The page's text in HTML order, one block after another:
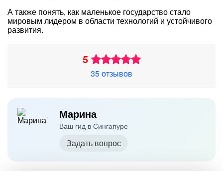
А также понять, как маленькое государство стало
мировым лидером в области технологий и устойчивого
развития.
5
35 отзывов
Марина
Ваш гид в Сингапуре
Задать вопрос